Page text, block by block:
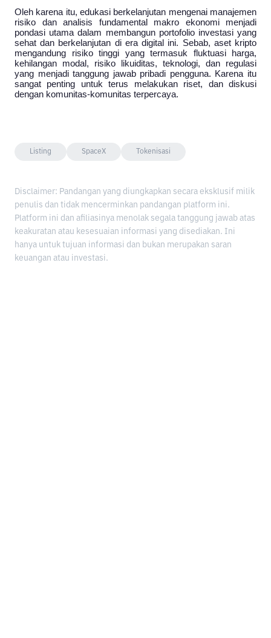
Oleh karena itu, edukasi berkelanjutan mengenai manajemen
risiko dan analisis fundamental makro ekonomi menjadi
pondasi utama dalam membangun portofolio investasi yang
sehat dan berkelanjutan di era digital ini. Sebab, aset kripto
mengandung risiko tinggi yang termasuk fluktuasi harga,
kehilangan modal, risiko likuiditas, teknologi, dan regulasi
yang menjadi tanggung jawab pribadi pengguna. Karena itu
sangat penting untuk terus melakukan riset, dan diskusi
dengan komunitas-komunitas terpercaya.
Listing SpaceX Tokenisasi
Disclaimer: Pandangan yang diungkapkan secara eksklusif milik
penulis dan tidak mencerminkan pandangan platform ini.
Platform ini dan afiliasinya menolak segala tanggung jawab atas
keakuratan atau kesesuaian informasi yang disediakan. Ini
hanya untuk tujuan informasi dan bukan merupakan saran
keuangan atau investasi.